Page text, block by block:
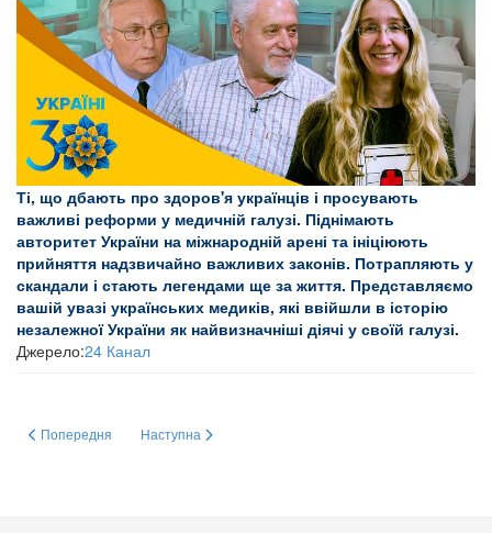
Ті, що дбають про здоров'я українців і просувають
важливі реформи у медичній галузі. Піднімають
авторитет України на міжнародній арені та ініціюють
прийняття надзвичайно важливих законів. Потрапляють у
скандали і стають легендами ще за життя. Представляємо
вашій увазі українських медиків, які ввійшли в історію
незалежної України як найвизначніші діячі у своїй галузі.
Джерело:24 Канал
Попередня стаття: НАУКА ТА МЕТРИКА
Попередня Наступна стаття: Щиро вітаємо!
Наступна